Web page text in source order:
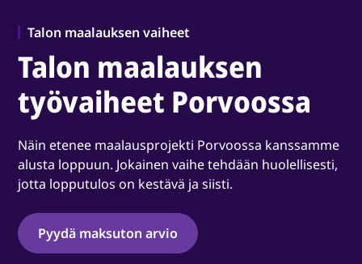
Talon maalauksen vaiheet
Talon maalauksen
työvaiheet Porvoossa
Näin etenee maalausprojekti Porvoossa kanssamme
alusta loppuun. Jokainen vaihe tehdään huolellisesti,
jotta lopputulos on kestävä ja siisti.
Pyydä maksuton arvio